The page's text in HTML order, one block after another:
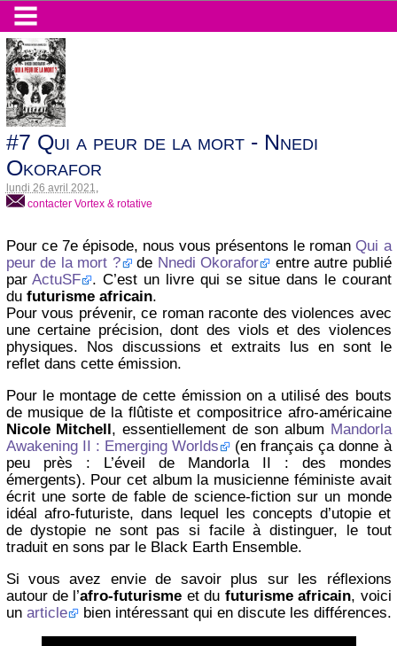
#7 Qui a peur de la mort - Nnedi
Okorafor
lundi 26 avril 2021
contacter Vortex & rotative
Pour ce 7e épisode, nous vous présentons le romanQui a
peur de la mort ?
de Nnedi Okorafor
entre autre publié
parActuSF
. C’est un livre qui se situe dans le courant
du futurisme africain.
Pour vous prévenir, ce roman raconte des violences avec
une certaine précision, dont des viols et des violences
physiques. Nos discussions et extraits lus en sont le
reflet dans cette émission.
Pour le montage de cette émission on a utilisé des bouts
de musique de la flûtiste et compositrice afro-américaine
Nicole Mitchell , essentiellement de son album Mandorla
Awakening II : Emerging Worlds
(en français ça donne à
peu près : L’éveil de Mandorla II : des mondes
émergents). Pour cet album la musicienne féministe avait
écrit une sorte de fable de science-fiction sur un monde
idéal afro-futuriste, dans lequel les concepts d’utopie et
de dystopie ne sont pas si facile à distinguer, le tout
traduit en sons par le Black Earth Ensemble.
Si vous avez envie de savoir plus sur les réflexions
autour de l’afro-futurisme et du futurisme africain, voici
un article
bien intéressant qui en discute les différences.